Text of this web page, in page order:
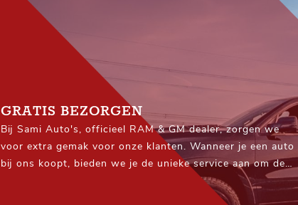
GRATIS BEZORGEN
Bij Sami Auto's, officieel RAM & GM dealer, zorgen we
voor extra gemak voor onze klanten. Wanneer je een auto
bij ons koopt, bieden we je de unieke service aan om de
Pick-Up gratis naar je gewenste locatie te brengen – waar
je ook woont in heel Nederland(uitgezonderd eilanden)!